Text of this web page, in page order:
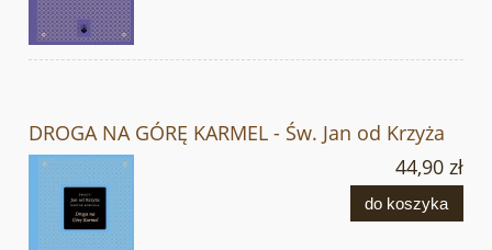
DROGA NA GÓRĘ KARMEL - Św. Jan od Krzyża
44,90 zł
do koszyka